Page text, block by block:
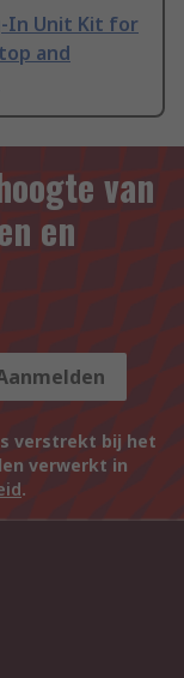
In Unit Kit for
and
van
en
verstrekt bij het
verwerkt in
.